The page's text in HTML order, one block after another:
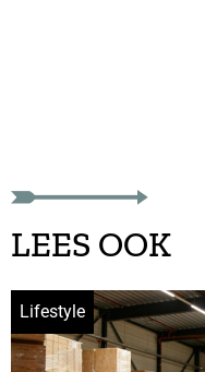
LEES OOK
Lifestyle